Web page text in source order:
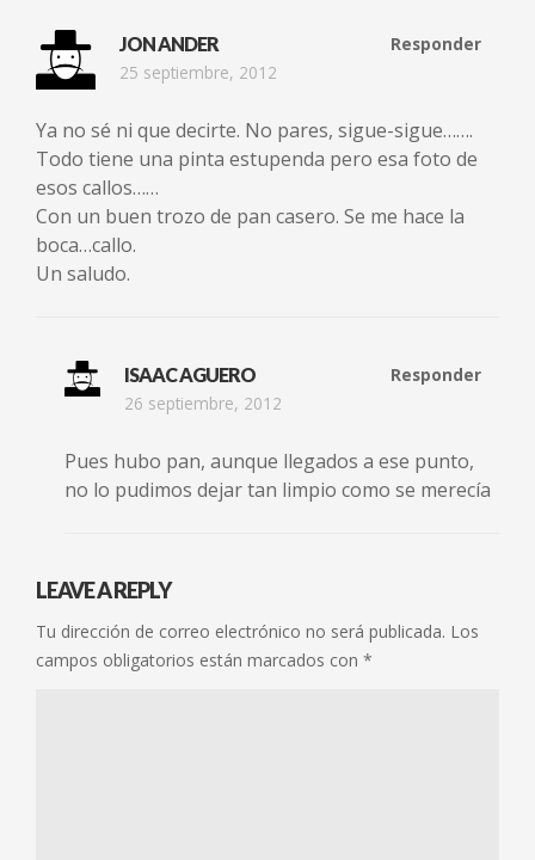
JON ANDER
25 septiembre, 2012
Responder
Ya no sé ni que decirte. No pares, sigue-sigue…….
Todo tiene una pinta estupenda pero esa foto de
esos callos……
Con un buen trozo de pan casero. Se me hace la
boca…callo.
Un saludo.
ISAAC AGUERO
26 septiembre, 2012
Responder
Pues hubo pan, aunque llegados a ese punto,
no lo pudimos dejar tan limpio como se merecía
LEAVE A REPLY
Tu dirección de correo electrónico no será publicada. Los
campos obligatorios están marcados con *